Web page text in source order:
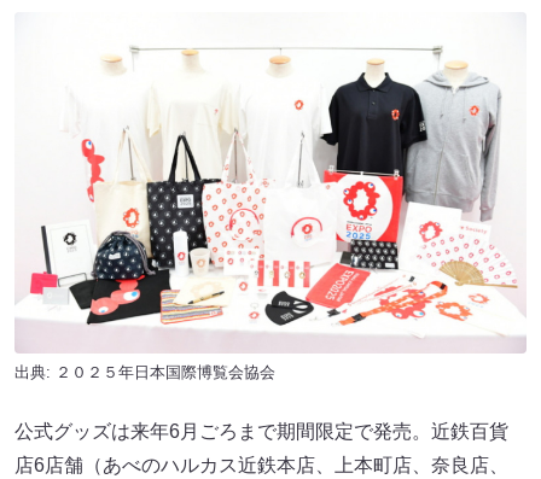
出典: ２０２５年日本国際博覧会協会
公式グッズは来年6月ごろまで期間限定で発売。近鉄百貨
店6店舗（あべのハルカス近鉄本店、上本町店、奈良店、